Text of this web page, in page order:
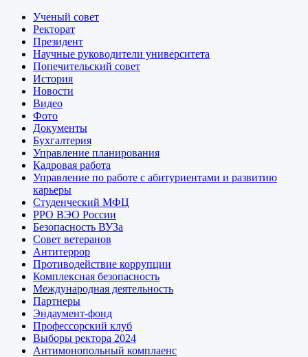
Ученый совет
Ректорат
Президент
Научные руководители университета
Попечительский совет
История
Новости
Видео
Фото
Документы
Бухгалтерия
Управление планирования
Кадровая работа
Управление по работе с абитуриентами и развитию
карьеры
Студенческий МФЦ
РРО ВЭО России
Безопасность ВУЗа
Совет ветеранов
Антитеррор
Противодействие коррупции
Комплексная безопасность
Международная деятельность
Партнеры
Эндаумент-фонд
Профессорский клуб
Выборы ректора 2024
Антимонопольный комплаенс